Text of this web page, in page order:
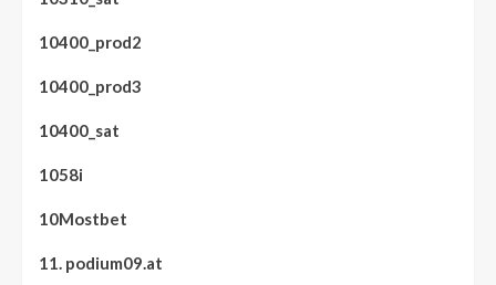
10400_prod2
10400_prod3
10400_sat
1058i
10Mostbet
11. podium09.at